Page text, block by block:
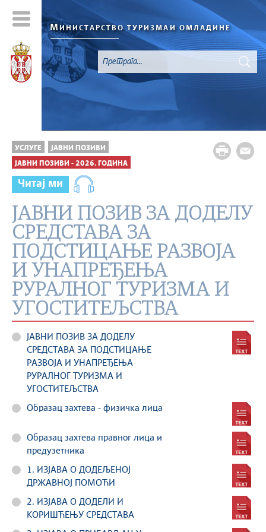
М ИНИСТАРСТВО ТУРИЗМАИ ОМЛАДИНЕ
УСЛУГЕ ЈАВНИ ПОЗИВИ
ЈАВНИ ПОЗИВИ - 2026. ГОДИНА
Читај ми
ЈАВНИ ПОЗИВ ЗА ДОДЕЛУ
СРЕДСТАВА ЗА
ПОДСТИЦАЊЕ РАЗВОЈА
И УНАПРЕЂЕЊА
РУРАЛНОГ ТУРИЗМА И
УГОСТИТЕЉСТВА
ЈАВНИ ПОЗИВ ЗА ДОДЕЛУ
СРЕДСТАВА ЗА ПОДСТИЦАЊЕ
РАЗВОЈА И УНАПРЕЂЕЊА
РУРАЛНОГ ТУРИЗМА И
УГОСТИТЕЉСТВА
Образац захтева - физичка лица
Образац захтева правног лица и
предузетника
1. ИЗЈАВА О ДОДЕЉЕНОЈ
ДРЖАВНОЈ ПОМОЋИ
2. ИЗЈАВА О ДОДЕЛИ И
КОРИШЋЕЊУ СРЕДСТАВА